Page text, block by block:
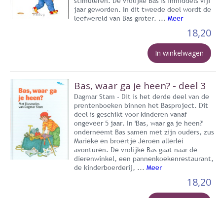
jaar geworden. In dit tweede deel wordt de
leefwereld van Bas groter. ... Meer
18,20
In winkelwagen
Bas, waar ga je heen? - deel 3
Dagmar Stam - Dit is het derde deel van de
prentenboeken binnen het Basproject. Dit
deel is geschikt voor kinderen vanaf
ongeveer 5 jaar. In 'Bas, waar ga je heen?'
onderneemt Bas samen met zijn ouders, zus
Marieke en broertje Jeroen allerlei
avonturen. De vrolijke Bas gaat naar de
dierenwinkel, een pannenkoekenrestaurant,
de kinderboerderij, ... Meer
18,20